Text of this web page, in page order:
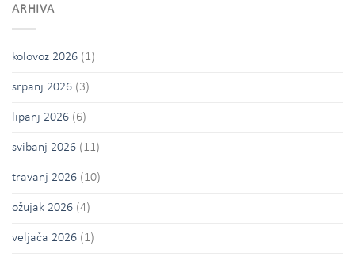
ARHIVA
kolovoz 2026 (1)
srpanj 2026 (3)
lipanj 2026 (6)
svibanj 2026 (11)
travanj 2026 (10)
ožujak 2026 (4)
veljača 2026 (1)